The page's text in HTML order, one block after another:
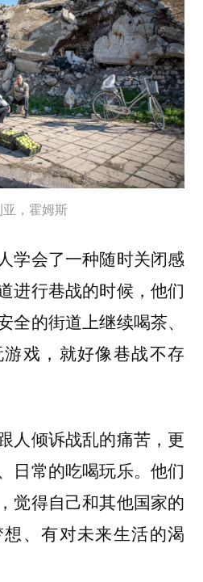
，霍姆斯
学会了一种随时关闭感
进行巷战的时候，他们
全的街道上继续喝茶、
戏，就好像巷战不存
人倾诉战乱的痛苦，更
日常的吃喝玩乐。他们
觉得自己和其他国家的
、有对未来生活的渴